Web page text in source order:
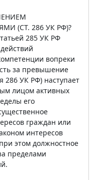
(СТ. 286 УК РФ)?
285 УК РФ
вопреки
за превышение
286 УК РФ) наступает
лицом активных
его
граждан или
интересов
этом должностное
пределами